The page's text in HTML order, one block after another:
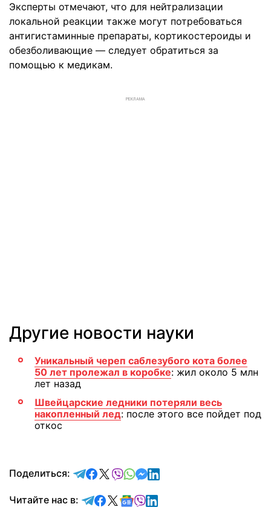
Эксперты отмечают, что для нейтрализации
локальной реакции также могут потребоваться
антигистаминные препараты, кортикостероиды и
обезболивающие — следует обратиться за
помощью к медикам.
РЕКЛАМА
Другие новости науки
Уникальный череп саблезубого кота более
50 лет пролежал в коробке: жил около 5 млн
лет назад
Швейцарские ледники потеряли весь
накопленный лед: после этого все пойдет под
откос
Поделиться: отправить в Telegram
поделиться в Facebook
поделиться в X
отправить в Viber
отправить в Whatsapp
отправить в Messenger
отправить в LinkedIn
Читайте нас в: Читайте в Telegram
Читайте в Facebook
Читайте в X
Читайте в Google news
Читайте в Viber
Читайте в LinkedIn